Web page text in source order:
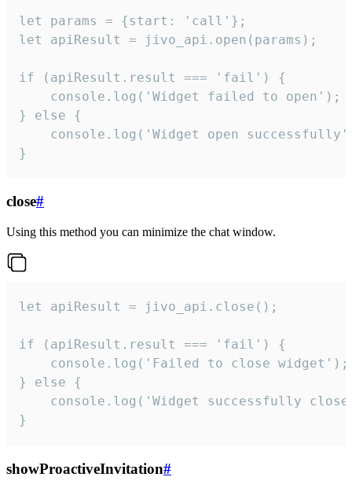
let params = {start: 'call'};
let apiResult = jivo_api.open(params);
if (apiResult.result === 'fail') {
    console.log('Widget failed to open');
} else {
console.log('Widget open
}
close#
Using this method you can minimize the chat window.
let apiResult = jivo_api.close();
if (apiResult.result === 'fail') {
    console.log('Failed to close widget');
} else {
console.log('Widget successfully
}
showProactiveInvitation#